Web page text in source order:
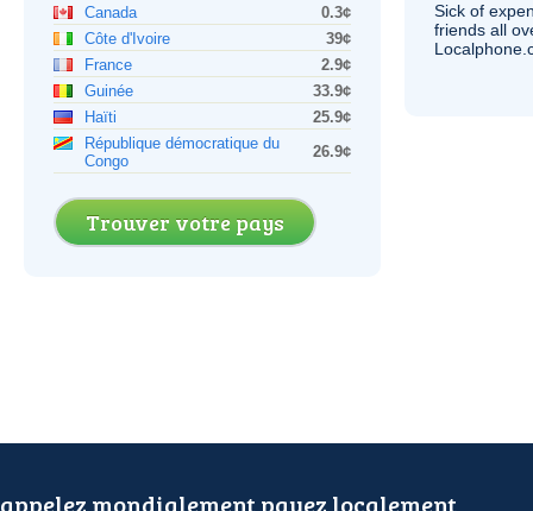
Canada
0.3¢
Côte d'Ivoire
39¢
France
2.9¢
Guinée
33.9¢
Haïti
25.9¢
République démocratique du
Congo
26.9¢
Trouver votre pays
Sick of
friends all
appelez mondialement payez localement